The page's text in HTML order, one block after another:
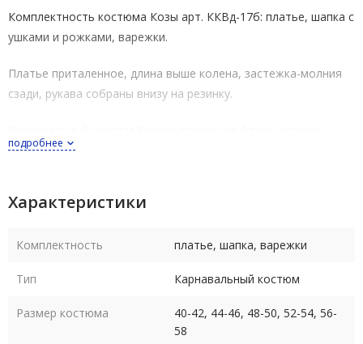
Комплектность костюма Козы арт. ККВд-17б: платье, шапка с
ушками и рожками, варежки.
Платье приталенное, длина выше колена, застежка-молния
сзади, рукава собраны внизу на резинку.
шапки и верх варежек - из искусственного меха.
56-58 (размеры российские полномерные).
Размер 56-58 подходит и на размер 60 (обхват груди до 124
подробнее
Характеристики
Комплектность платье, шапка, варежки
Тип Карнавальный костюм
Размер костюма
40-42, 44-46, 48-50, 52-54, 56-
58